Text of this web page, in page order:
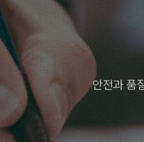
안전과 품